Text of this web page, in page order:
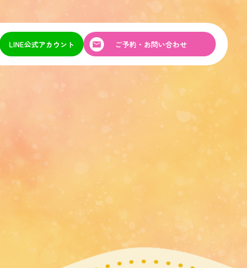
LINE公式アカウント ご予約・お問い合わせ